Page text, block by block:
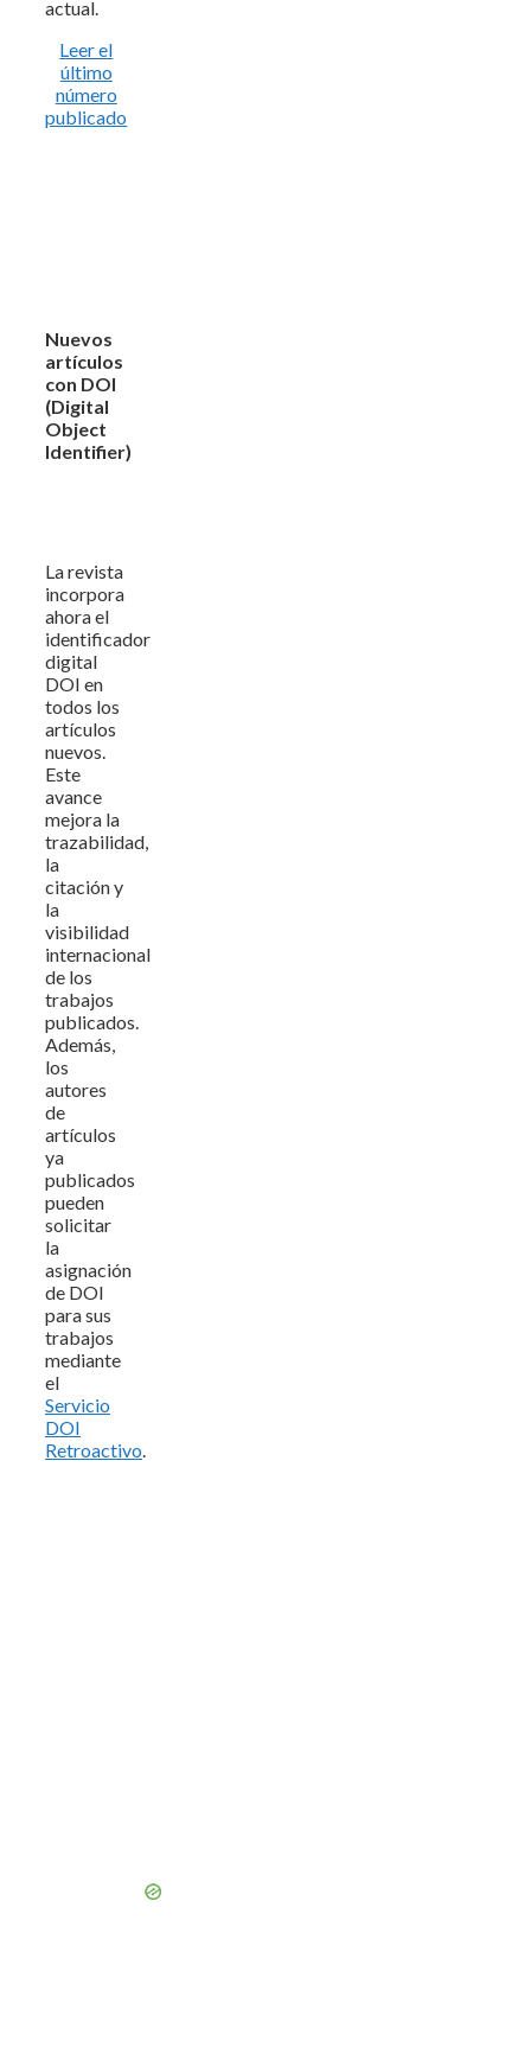
actual.
Leer el
último
número
publicado
Nuevos
artículos
con DOI
(Digital
Object
Identifier)
La revista
incorpora
ahora el
identificador
digital
DOI en
todos los
artículos
nuevos.
Este
avance
mejora la
trazabilidad,
la
citación y
la
visibilidad
internacional
de los
trabajos
publicados.
Además,
los
autores
de
artículos
ya
publicados
pueden
solicitar
la
asignación
de DOI
para sus
trabajos
mediante
el
Servicio
DOI
Retroactivo